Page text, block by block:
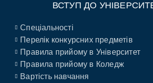
ВСТУП ДО
Спеціальності
Перелік конкурсних предметів
Правила прийому в Університет
Правила прийому в Коледж
Вартість навчання